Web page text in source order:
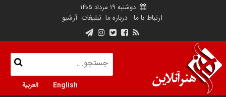
دوشنبه ۱۹ مرداد ۱۴۰۵
ارتباط با ما درباره ما تبلیغات آرشیو
English العربية